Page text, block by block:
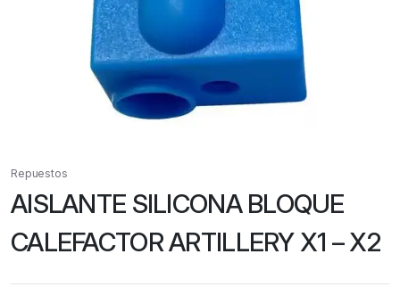
Repuestos
AISLANTE SILICONA BLOQUE
CALEFACTOR ARTILLERY X1 – X2